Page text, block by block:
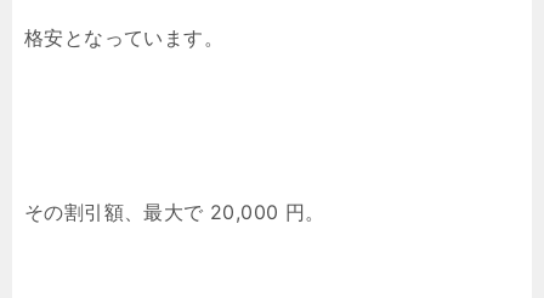
格安となっています。
その割引額、最大で 20,000 円。